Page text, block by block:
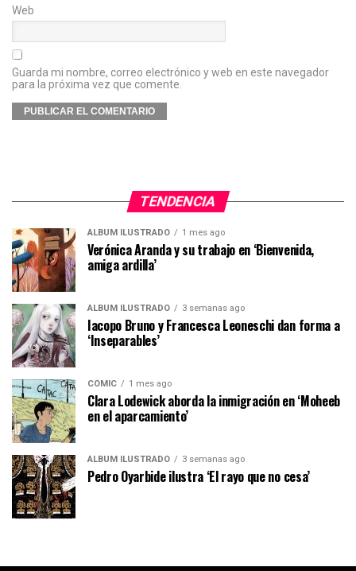
Web
Guarda mi nombre, correo electrónico y web en este navegador
para la próxima vez que comente.
TENDENCIA
ÁLBUM ILUSTRADO 1 mes ago
Verónica Aranda y su trabajo en ‘Bienvenida,
amiga ardilla’
ÁLBUM ILUSTRADO 3 semanas ago
Iacopo Bruno y Francesca Leoneschi dan forma a
‘Inseparables’
CÓMIC 1 mes ago
Clara Lodewick aborda la inmigración en ‘Moheeb
en el aparcamiento’
ÁLBUM ILUSTRADO 3 semanas ago
Pedro Oyarbide ilustra ‘El rayo que no cesa’